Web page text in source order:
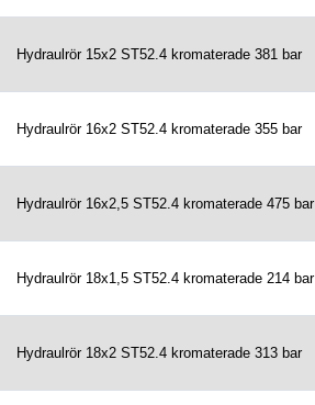
Hydraulrör 15x2 ST52.4 kromaterade 381 bar
Hydraulrör 16x2 ST52.4 kromaterade 355 bar
Hydraulrör 16x2,5 ST52.4 kromaterade 475 bar
Hydraulrör 18x1,5 ST52.4 kromaterade 214 bar
Hydraulrör 18x2 ST52.4 kromaterade 313 bar